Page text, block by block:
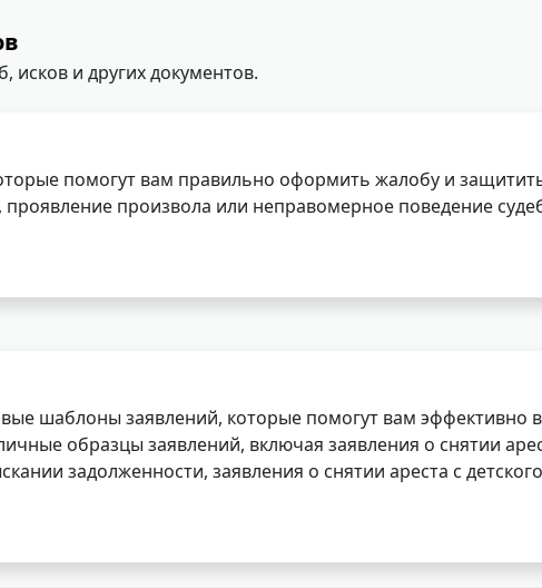
исков и других документов.
помогут вам правильно оформить жалобу и
проявление произвола или неправомерное поведение
шаблоны заявлений, которые помогут вам эффективно
образцы заявлений, включая заявления о снятии
задолженности, заявления о снятии ареста с